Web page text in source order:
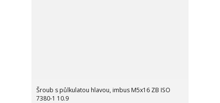
Šroub s půlkulatou hlavou, imbus M5x16 ZB ISO
7380-1 10.9